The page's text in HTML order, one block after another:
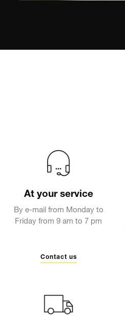
At your service
By e-mail from Monday to
Friday from 9 am to 7 pm
Contact us